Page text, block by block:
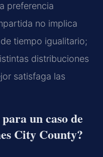
preferencia
no implica
tiempo igualitario;
distribuciones
satisfaga las
un caso de
City County?